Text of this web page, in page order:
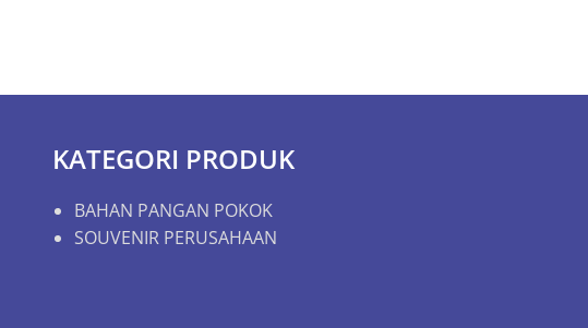
KATEGORI PRODUK
BAHAN PANGAN POKOK
SOUVENIR PERUSAHAAN